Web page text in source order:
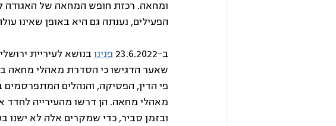
ומחאה. רכזת חופש המחאה של
הפעילים, נענתה גם היא באופן שאינו
ב-23.6.2022 פנינו בנושא לעיריית
שאער הדגישו כי הסדרת מאהלי מחאה
פי הדין, הפסיקה, והנהלים
מאהלי מחאה. הן דרשו מהעירייה לחדד
ובזמן סביר, כדי שמקרים אלה לא ישנו